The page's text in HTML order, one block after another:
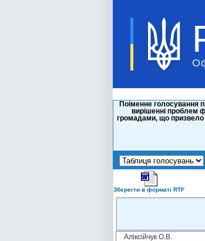
Поіменне голосування
вирішенні проблем
громадами, що призвело
Зберегти в форматі RTF
Аліксійчук О.В.